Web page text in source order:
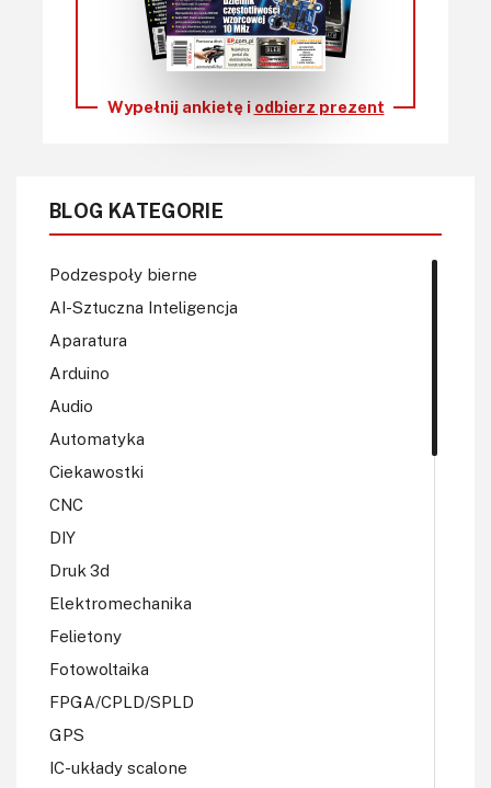
Wypełnij ankietę i odbierz prezent
BLOG KATEGORIE
Podzespoły bierne
AI-Sztuczna Inteligencja
Aparatura
Arduino
Audio
Automatyka
Ciekawostki
CNC
DIY
Druk 3d
Elektromechanika
Felietony
Fotowoltaika
FPGA/CPLD/SPLD
GPS
IC-układy scalone